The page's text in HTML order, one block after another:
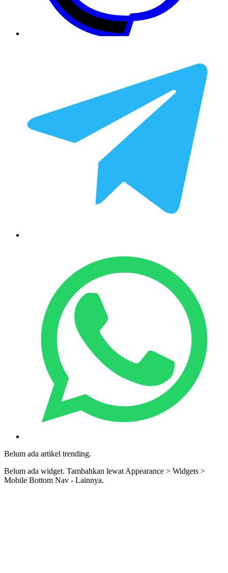
Belum ada artikel trending.
Belum ada widget. Tambahkan lewat Appearance > Widgets >
Mobile Bottom Nav - Lainnya.